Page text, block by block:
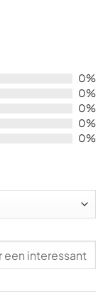
0%
0%
0%
0%
0%